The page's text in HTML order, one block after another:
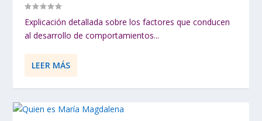
Explicación detallada sobre los factores que conducen
al desarrollo de comportamientos...
LEER MÁS